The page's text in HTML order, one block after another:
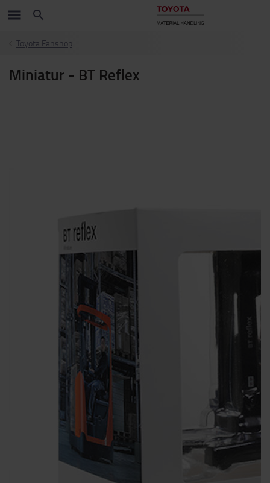
Toyota Fanshop
Miniatur - BT Reflex